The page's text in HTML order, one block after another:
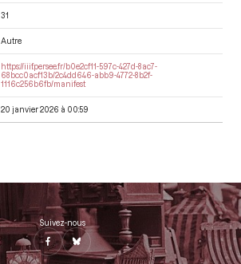
31
Autre
https://iiif.persee.fr/b0e2cf11-597c-427d-8ac7-
68bcc0acf13b/2c4dd646-abb9-4772-8b2f-
1116c256b6fb/manifest
20 janvier 2026 à 00:59
Suivez-nous